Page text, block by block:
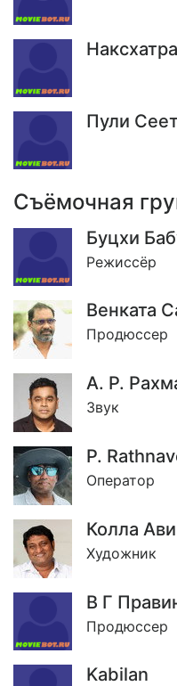
Наксхатра
Пули
Съёмочная
Буцхи
Режиссёр
Венката
Продюссер
А. Р.
Звук
Р.
Оператор
Колла
Художник
В Г
Продюссер
Kabilan